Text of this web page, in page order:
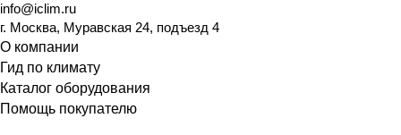
info@iclim.ru
г. Москва, Муравская 24, подъезд 4
О компании
Гид по климату
Каталог оборудования
Помощь покупателю